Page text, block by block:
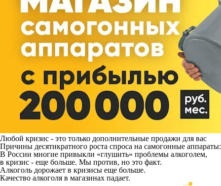
Любой кризис - это только дополнительные продажи для вас
Причины десятикратного роста спроса на самогонные аппараты:
В России многие привыкли «глушить» проблемы алкоголем,
в кризис - еще больше. Мы против, но это факт.
Алкоголь дорожает в кризисы еще больше.
Качество алкоголя в магазинах падает.